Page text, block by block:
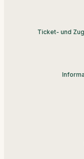
Ticket- und